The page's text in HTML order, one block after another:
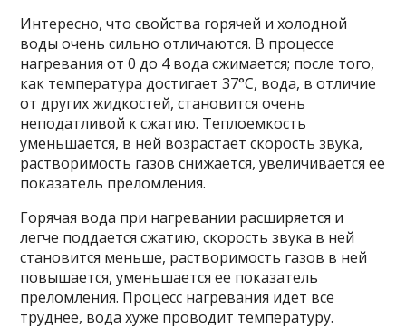
Интересно, что свойства горячей и холодной
воды очень сильно отличаются. В процессе
нагревания от 0 до 4 вода сжимается; после того,
как температура достигает 37°C, вода, в отличие
от других жидкостей, становится очень
неподатливой к сжатию. Теплоемкость
уменьшается, в ней возрастает скорость звука,
растворимость газов снижается, увеличивается ее
показатель преломления.
Горячая вода при нагревании расширяется и
легче поддается сжатию, скорость звука в ней
становится меньше, растворимость газов в ней
повышается, уменьшается ее показатель
преломления. Процесс нагревания идет все
труднее, вода хуже проводит температуру.